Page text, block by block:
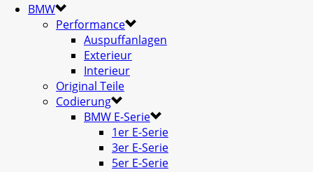
BMW
Performance
Auspuffanlagen
Exterieur
Interieur
Original Teile
Codierung
BMW E-Serie
1er E-Serie
3er E-Serie
5er E-Serie